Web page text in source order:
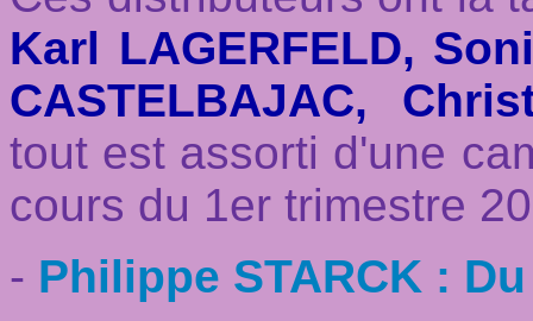
Karl LAGERFELD,
CASTELBAJAC,
tout est assorti d'une
cours du 1er trimestre
- Philippe STARCK :